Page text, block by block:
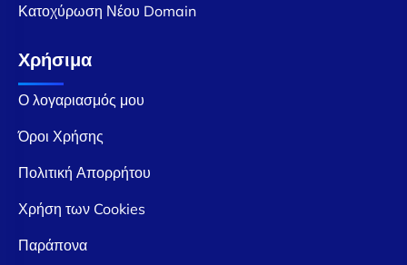
Κατοχύρωση Νέου Domain
Χρήσιμα
Ο λογαριασμός μου
Όροι Χρήσης
Πολιτική Απορρήτου
Χρήση των Cookies
Παράπονα